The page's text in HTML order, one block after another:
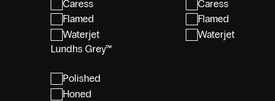
Caress
Flamed
Waterjet
Caress
Flamed
Waterjet
Lundhs Grey™
Polished
Honed